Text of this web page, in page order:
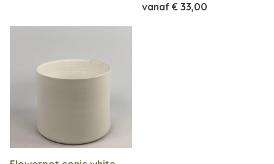
vanaf € 33,00